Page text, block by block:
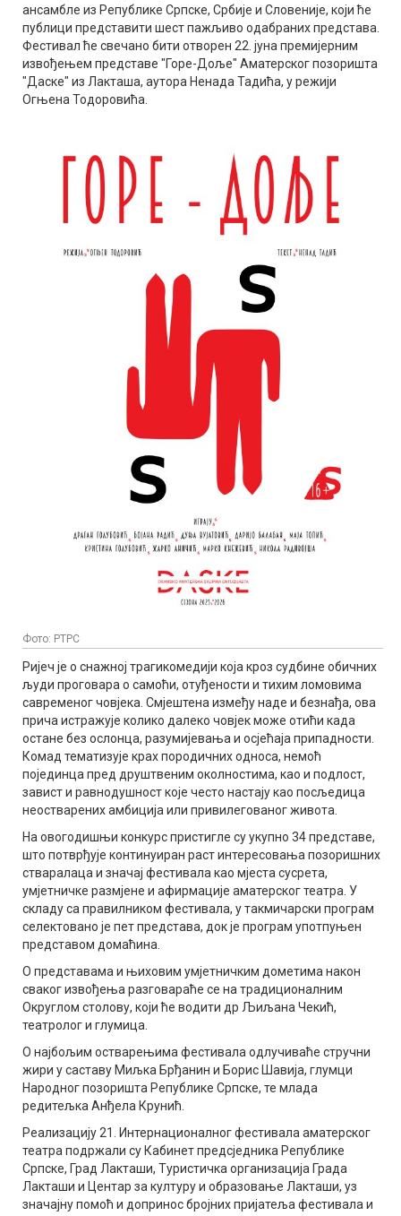
ансамбле из Републике Српске, Србије и Словеније, који ће
публици представити шест пажљиво одабраних представа.
Фестивал ће свечано бити отворен 22. јуна премијерним
извођењем представе "Горе-Доље" Аматерског позоришта
"Даске" из Лакташа, аутора Ненада Тадића, у режији
Огњена Тодоровића.
Фото: РТРС
Ријеч је о снажној трагикомедији која кроз судбине обичних
људи проговара о самоћи, отуђености и тихим ломовима
савременог човјека. Смјештена између наде и безнађа, ова
прича истражује колико далеко човјек може отићи када
остане без ослонца, разумијевања и осјећаја припадности.
Комад тематизује крах породичних односа, немоћ
појединца пред друштвеним околностима, као и подлост,
завист и равнодушност које често настају као посљедица
неостварених амбиција или привилегованог живота.
На овогодишњи конкурс пристигле су укупно 34 представе,
што потврђује континуиран раст интересовања позоришних
стваралаца и значај фестивала као мјеста сусрета,
умјетничке размјене и афирмације аматерског театра. У
складу са правилником фестивала, у такмичарски програм
селектовано је пет представа, док је програм употпуњен
представом домаћина.
О представама и њиховим умјетничким дометима након
сваког извођења разговараће се на традиционалним
Округлом столову, који ће водити др Љиљана Чекић,
театролог и глумица.
О најбољим остварењима фестивала одлучиваће стручни
жири у саставу Миљка Брђанин и Борис Шавија, глумци
Народног позоришта Републике Српске, те млада
редитељка Анђела Крунић.
Реализацију 21. Интернационалног фестивала аматерског
театра подржали су Кабинет предсједника Републике
Српске, Град Лакташи, Туристичка организација Града
Лакташи и Центар за културу и образовање Лакташи, уз
значајну помоћ и допринос бројних пријатеља фестивала и